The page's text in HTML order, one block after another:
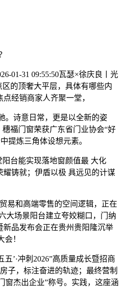
01-31 09:55:50瓦瑟×徐庆良丨光
的顶奢大平层，具体有哪些内
经销商家人齐聚一堂，
。诗意日常，更是以全新的姿
福门窗荣获广东省门业协会“好
提炼三角体设想元素。
台能实现落地窗颜值最 大化
铸就；伊盾以极 具远见的计谋
易和高端零售的空间逻辑，正在
大场景阳台建立夸姣糊口，门纳
品发布会正在贵州贵阳隆沉举
！
’·冲刺2026”高质量成长暨招商
子，标注奋进的轨迹；最终营制
窗杰出企业”称号。实践，这座涵